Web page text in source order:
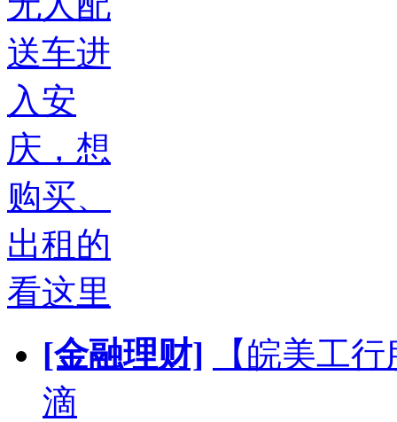
送车进
入安
庆，想
购买、
出租的
看这里
[金融理财]
【皖美工
滴